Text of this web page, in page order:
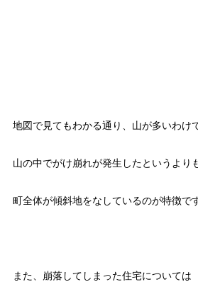
地図で見てもわかる通り、山が多いわけ
山の中でがけ崩れが発生したというより
町全体が傾斜地をなしているのが特徴です
また、崩落してしまった住宅については